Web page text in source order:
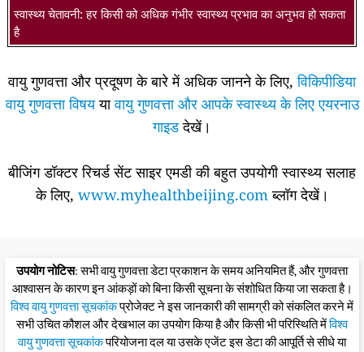
स्वास्थ्य चेतावनी: हर किसी को अधिक गंभीर स्वास्थ्य प्रभाव का अनुभव हो सकता
है
वायु गुणवत्ता और प्रदूषण के बारे में अधिक जानने के लिए,विकिपीडिया
वायु गुणवत्ता विषययावायु गुणवत्ता और आपके स्वास्थ्य के लिए एयरनाउ
गाइडदेखें।
बीजिंग डॉक्टर रिचर्ड सेंट साइर एमडी की बहुत उपयोगी स्वास्थ्य सलाह
के लिए, www.myhealthbeijing.comब्लॉग देखें।
उपयोग नोटिस: सभी वायु गुणवत्ता डेटा प्रकाशन के समय अनियमित हैं, और गुणवत्ता
आश्वासन के कारण इन आंकड़ों को बिना किसी सूचना के संशोधित किया जा सकता है।
विश्व वायु गुणवत्ता सूचकांकप्रोजेक्ट ने इस जानकारी की सामग्री को संकलित करने में
सभी उचित कौशल और देखभाल का उपयोग किया है और किसी भी परिस्थिति मेंविश्व
वायु गुणवत्ता सूचकांकपरियोजना दल या उसके एजेंट इस डेटा की आपूर्ति से सीधे या